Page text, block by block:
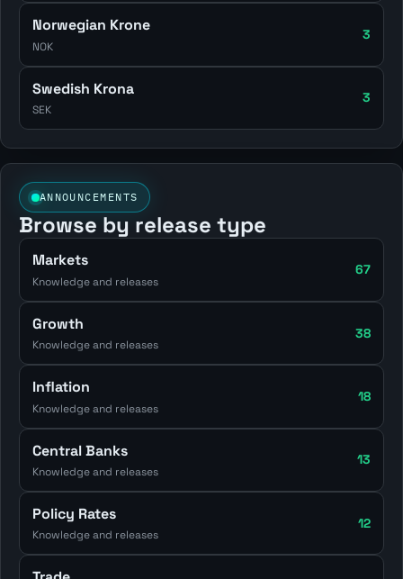
Norwegian Krone
NOK
3
Swedish Krona
SEK
3
ANNOUNCEMENTS
Browse by release type
Markets
Knowledge and releases
67
Growth
Knowledge and releases
38
Inflation
Knowledge and releases
18
Central Banks
Knowledge and releases
13
Policy Rates
Knowledge and releases
12